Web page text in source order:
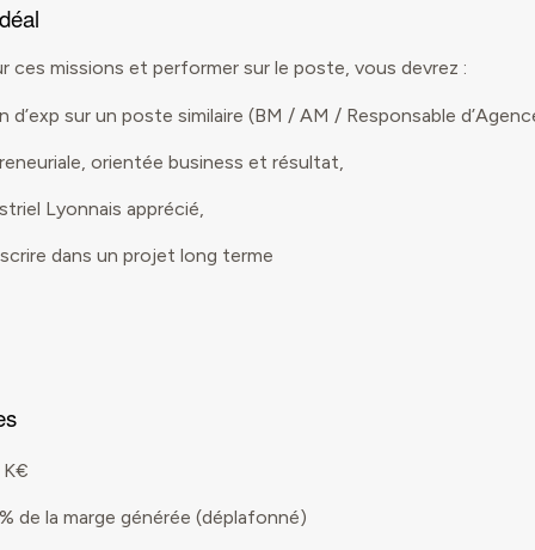
ces missions et performer sur le poste, vous devrez :
d’exp sur un poste similaire (BM / AM / Responsable
orientée business et résultat,
Lyonnais apprécié,
dans un projet long terme
K€
de la marge générée (déplafonné)